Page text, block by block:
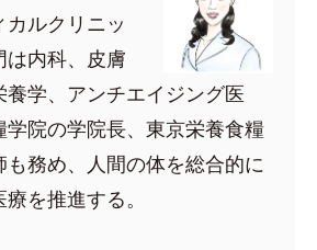
カルクリニッ
は内科、皮膚
学、アンチエイジング医
学院の学院長、東京栄養食糧
務め、人間の体を総合的に
を推進する。